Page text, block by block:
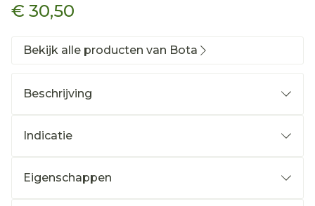
€ 30,50
Bekijk alle producten van Bota
Beschrijving
Indicatie
Eigenschappen